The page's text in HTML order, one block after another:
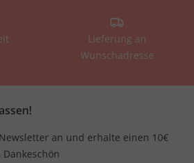
Lieferung an
Wunschadresse
an und erhalte einen 10€